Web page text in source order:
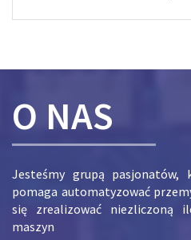
O NAS
Jesteśmy grupą
pomaga automatyzować
się zrealizować niezliczoną
maszyn